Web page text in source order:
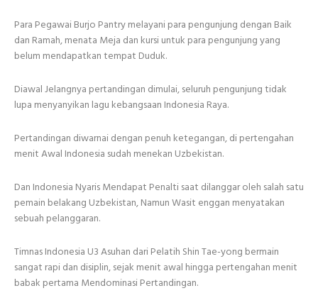
Para Pegawai Burjo Pantry melayani para pengunjung dengan Baik
dan Ramah, menata Meja dan kursi untuk para pengunjung yang
belum mendapatkan tempat Duduk.
Diawal Jelangnya pertandingan dimulai, seluruh pengunjung tidak
lupa menyanyikan lagu kebangsaan Indonesia Raya.
Pertandingan diwarnai dengan penuh ketegangan, di pertengahan
menit Awal Indonesia sudah menekan Uzbekistan.
Dan Indonesia Nyaris Mendapat Penalti saat dilanggar oleh salah satu
pemain belakang Uzbekistan, Namun Wasit enggan menyatakan
sebuah pelanggaran.
Timnas Indonesia U3 Asuhan dari Pelatih Shin Tae-yong bermain
sangat rapi dan disiplin, sejak menit awal hingga pertengahan menit
babak pertama Mendominasi Pertandingan.